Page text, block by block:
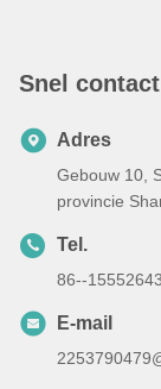
Snel contact
Adres
Gebouw 10,
provincie
Tel.
86--
E-mail